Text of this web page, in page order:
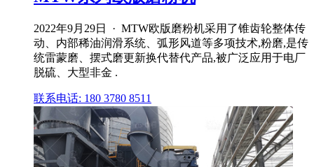
2022年9月29日 · MTW欧版磨粉机采用了锥齿轮整体传
动、内部稀油润滑系统、弧形风道等多项技术,粉磨,是传
统雷蒙磨、摆式磨更新换代替代产品,被广泛应用于电厂
脱硫、大型非金 .
联系电话: 180 3780 8511